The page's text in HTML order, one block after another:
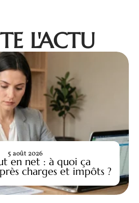
L'ACTU
en net : à quoi ça
charges et impôts ?
5 août 2026